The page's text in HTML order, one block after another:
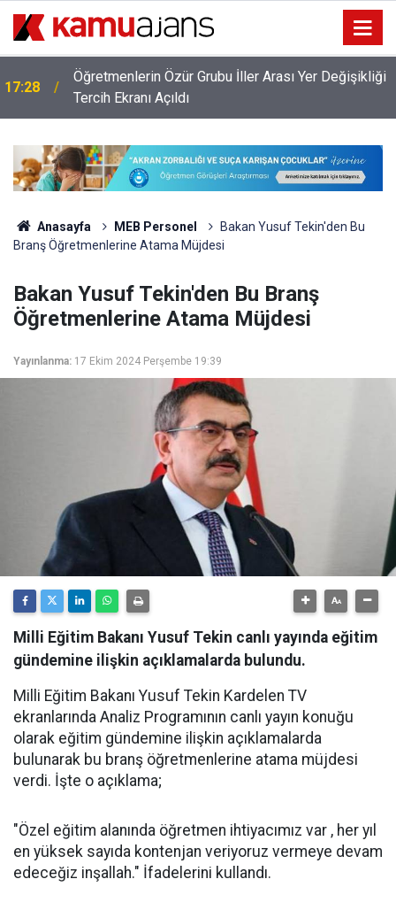
17:28
Öğretmenlerin Özür Grubu İller Arası Yer Değişikliği
Tercih Ekranı Açıldı
Anasayfa MEB Personel
Bakan Yusuf Tekin'den Bu
Branş Öğretmenlerine Atama Müjdesi
Bakan Yusuf Tekin'den Bu Branş
Öğretmenlerine Atama Müjdesi
Yayınlanma: 17 Ekim 2024 Perşembe 19:39
Milli Eğitim Bakanı Yusuf Tekin canlı yayında eğitim
gündemine ilişkin açıklamalarda bulundu.
Milli Eğitim Bakanı Yusuf Tekin Kardelen TV
ekranlarında Analiz Programının canlı yayın konuğu
olarak eğitim gündemine ilişkin açıklamalarda
bulunarak bu branş öğretmenlerine atama müjdesi
verdi. İşte o açıklama;
"Özel eğitim alanında öğretmen ihtiyacımız var , her yıl
en yüksek sayıda kontenjan veriyoruz vermeye devam
edeceğiz inşallah." İfadelerini kullandı.